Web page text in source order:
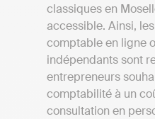
classiques en
accessible. Ainsi,
comptable en ligne
indépendants sont
entrepreneurs
comptabilité à un
consultation en